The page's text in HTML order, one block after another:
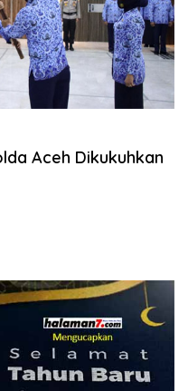
Aceh Dikukuhkan